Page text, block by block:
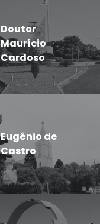
Doutor
Maurício
Cardoso
Eugênio de
Castro